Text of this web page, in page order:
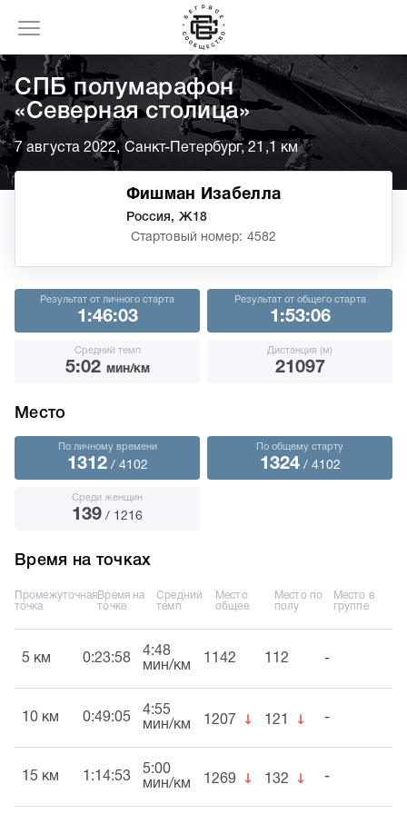
СПБ полумарафон
«Северная столица»
7 августа 2022, Санкт-Петербург, 21,1 км
Фишман Изабелла
Россия, Ж18
Стартовый номер: 4582
Результат от личного старта
1:46:03
Результат от общего старта
1:53:06
Средний темп
5:02 мин/км
Дистанция (м)
21097
Место
По личному времени
1312/ 4102
По общему старту
1324/ 4102
Среди женщин
139 / 1216
Время на точках
Промежуточная
точка
Время на
точке
Средний
темп
Место
общее
Место по
полу
Место в
группе
5 км 0:23:58
4:48
мин/км
1142 112 -
10 км 0:49:05
4:55
мин/км
1207 ↓ 121 ↓ -
15 км 1:14:53
5:00
мин/км
1269 ↓ 132 ↓ -